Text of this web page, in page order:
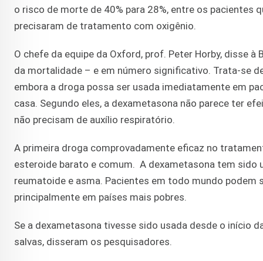
o risco de morte de 40% para 28%, entre os pacientes
precisaram de tratamento com oxigênio.
O chefe da equipe da Oxford, prof. Peter Horby, disse
da mortalidade – e em número significativo. Trata-se
embora a droga possa ser usada imediatamente em
casa. Segundo eles, a dexametasona não parece ter
não precisam de auxílio respiratório.
A primeira droga comprovadamente eficaz no
esteroide barato e comum. A dexametasona tem
reumatoide e asma. Pacientes em todo mundo
principalmente em países mais pobres.
Se a dexametasona tivesse sido usada desde o início
salvas, disseram os pesquisadores.